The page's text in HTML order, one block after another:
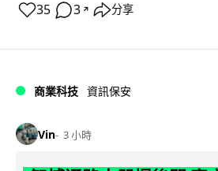
35 3 ↗ 分享
商業科技 資訊保安
Vin 3 小時